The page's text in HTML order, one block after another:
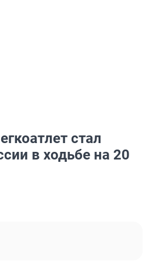
стал
в ходьбе на 20